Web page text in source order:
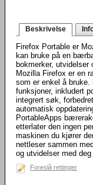
Beskrivelse
Firefox Portable er
kan bruke på en
bokmerker, utvidelser
Mozilla Firefox er en
som er enkel å bruke.
funksjoner, inkludert
integrert søk,
automatisk
PortableApps
etterlater den ingen
maskinen du kjører
nettleser sammen
og utvidelser med deg
Foreslå rettinger